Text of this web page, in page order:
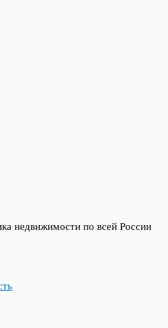
недвижимости по всей России